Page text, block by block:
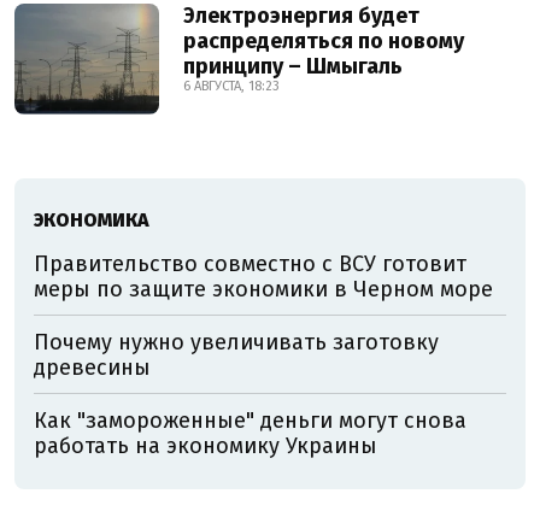
Электроэнергия будет
распределяться по новому
принципу – Шмыгаль
6 АВГУСТА, 18:23
ЭКОНОМИКА
Правительство совместно с ВСУ готовит
меры по защите экономики в Черном море
Почему нужно увеличивать заготовку
древесины
Как "замороженные" деньги могут снова
работать на экономику Украины